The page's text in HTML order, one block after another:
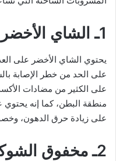
1ـ الشاي الأخضر
يحتوي الشاي الأخضر على
على الحد من خطر الإصابة
على الكثير من مضادات
منطقة البطن، كما إنه
على زيادة حرق الدهون،
2ـ مخفوق الشوكولاتة الداكنة